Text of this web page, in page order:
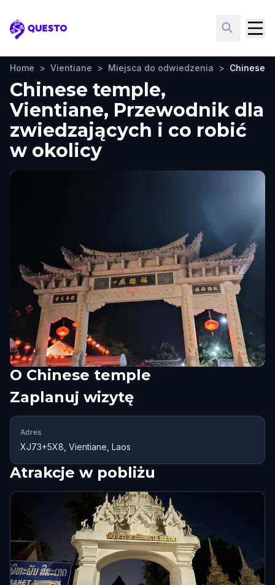
Questo
Home > Vientiane > Miejsca do odwiedzenia > Chinese
Chinese temple,
Vientiane, Przewodnik dla
zwiedzających i co robić
w okolicy
O Chinese temple
Zaplanuj wizytę
Adres
XJ73+5X8, Vientiane, Laos
Atrakcje w pobliżu